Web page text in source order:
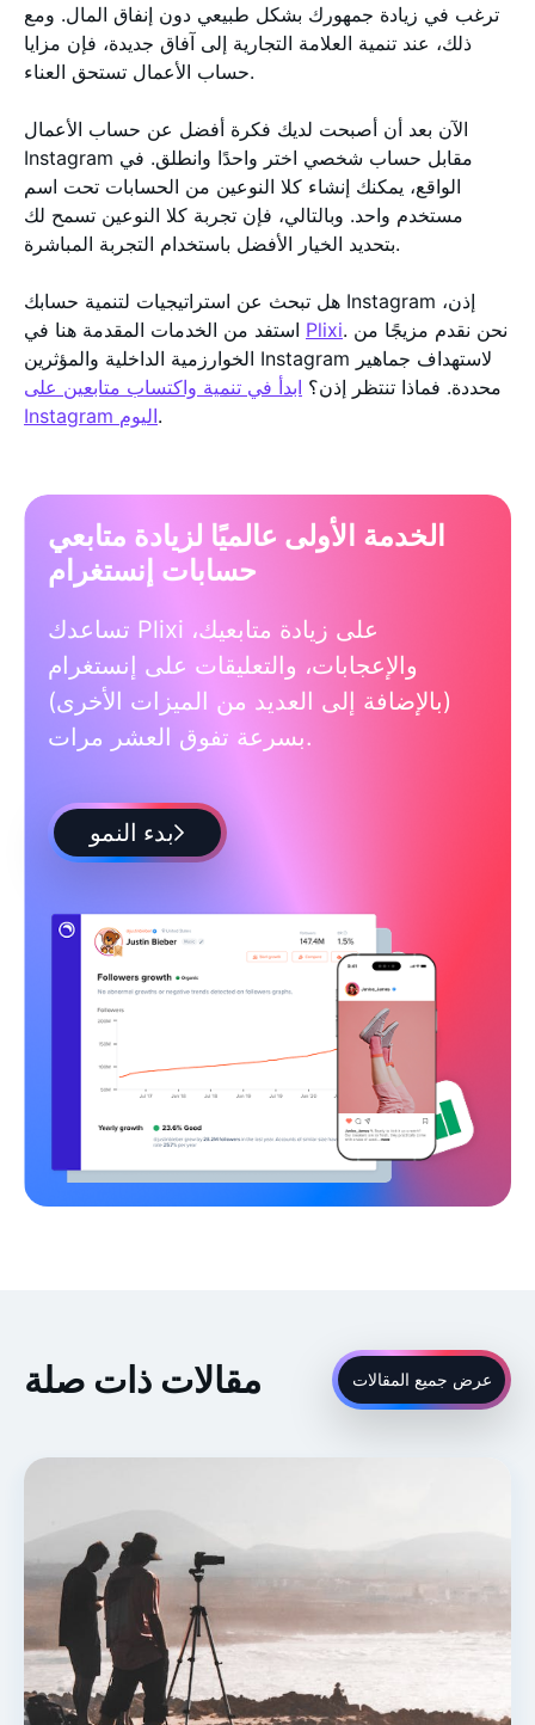
ترغب في زيادة جمهورك بشكل طبيعي دون إنفاق المال. ومع
ذلك، عند تنمية العلامة التجارية إلى آفاق جديدة، فإن مزايا
حساب الأعمال تستحق العناء.
الآن بعد أن أصبحت لديك فكرة أفضل عن حساب الأعمال
Instagram مقابل حساب شخصي اختر واحدًا وانطلق. في
الواقع، يمكنك إنشاء كلا النوعين من الحسابات تحت اسم
مستخدم واحد. وبالتالي، فإن تجربة كلا النوعين تسمح لك
بتحديد الخيار الأفضل باستخدام التجربة المباشرة.
هل تبحث عن استراتيجيات لتنمية حسابك Instagram إذن،
Plixi. نحن نقدم مزيجًا من
الخوارزمية الداخلية والمؤثرين Instagram لاستهداف جماهير
محددة. فماذا تنتظر إذن؟ ابدأ في تنمية واكتساب متابعين على
Instagram اليوم.
الخدمة الأولى عالميًا لزيادة متابعي
حسابات إنستغرام
تساعدك Plixi على زيادة متابعيك،
والإعجابات، والتعليقات على إنستغرام
(بالإضافة إلى العديد من الميزات الأخرى)
بسرعة تفوق العشر مرات.
بدء النمو
مقالات ذات صلة عرض جميع المقالات